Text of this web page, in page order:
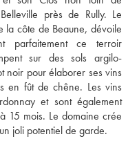
près de Rully. Le
la côte de Beaune, dévoile
parfaitement ce terroir
sur des sols argilo-
noir pour élaborer ses vins
en fût de chêne. Les vins
et sont également
15 mois. Le domaine crée
joli potentiel de garde.